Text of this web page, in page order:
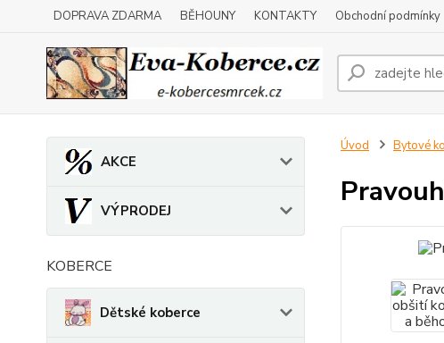
DOPRAVA ZDARMA BĚHOUNY KONTAKTY Obchodní podmínky
AKCE
VÝPRODEJ
KOBERCE
Dětské koberce
Úvod Bytové